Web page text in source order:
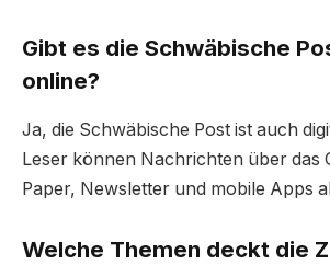
Gibt es die Schwäbische
online?
Ja, die Schwäbische Post ist auch
Leser können Nachrichten über das
Paper, Newsletter und mobile Apps
Welche Themen deckt die